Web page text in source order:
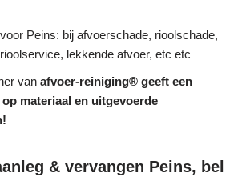
Peins: bij afvoerschade, rioolschade,
lekkende afvoer, etc etc
van afvoer-reiniging® geeft een
op materiaal en uitgevoerde
& vervangen Peins, bel